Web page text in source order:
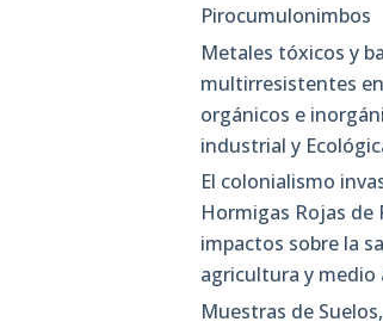
Pirocumulonimbos
Metales tóxicos y
multirresistentes
orgánicos e
industrial y
El colonialismo
Hormigas Rojas de
impactos sobre la
agricultura y medio
Muestras de